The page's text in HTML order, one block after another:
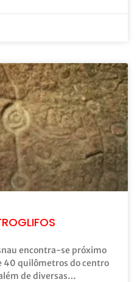
encontra-se próximo
40 quilômetros do centro
de diversas…